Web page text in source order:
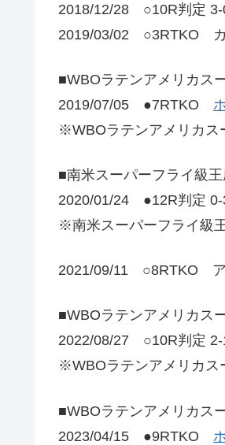
2018/12/28 ○10R判定 3-
2019/03/02 ○3RTKO カ
■WBOラテンアメリカス
2019/07/05 ●7RTKO
※WBOラテンアメリカス
■南米スーパーフライ級
2020/01/24 ●12R判定
※南米スーパーフライ級
2021/09/11 ○8RTKO ア
■WBOラテンアメリカス
2022/08/27 ○10R判定
※WBOラテンアメリカス
■WBOラテンアメリカス
2023/04/15 ●9RTKO